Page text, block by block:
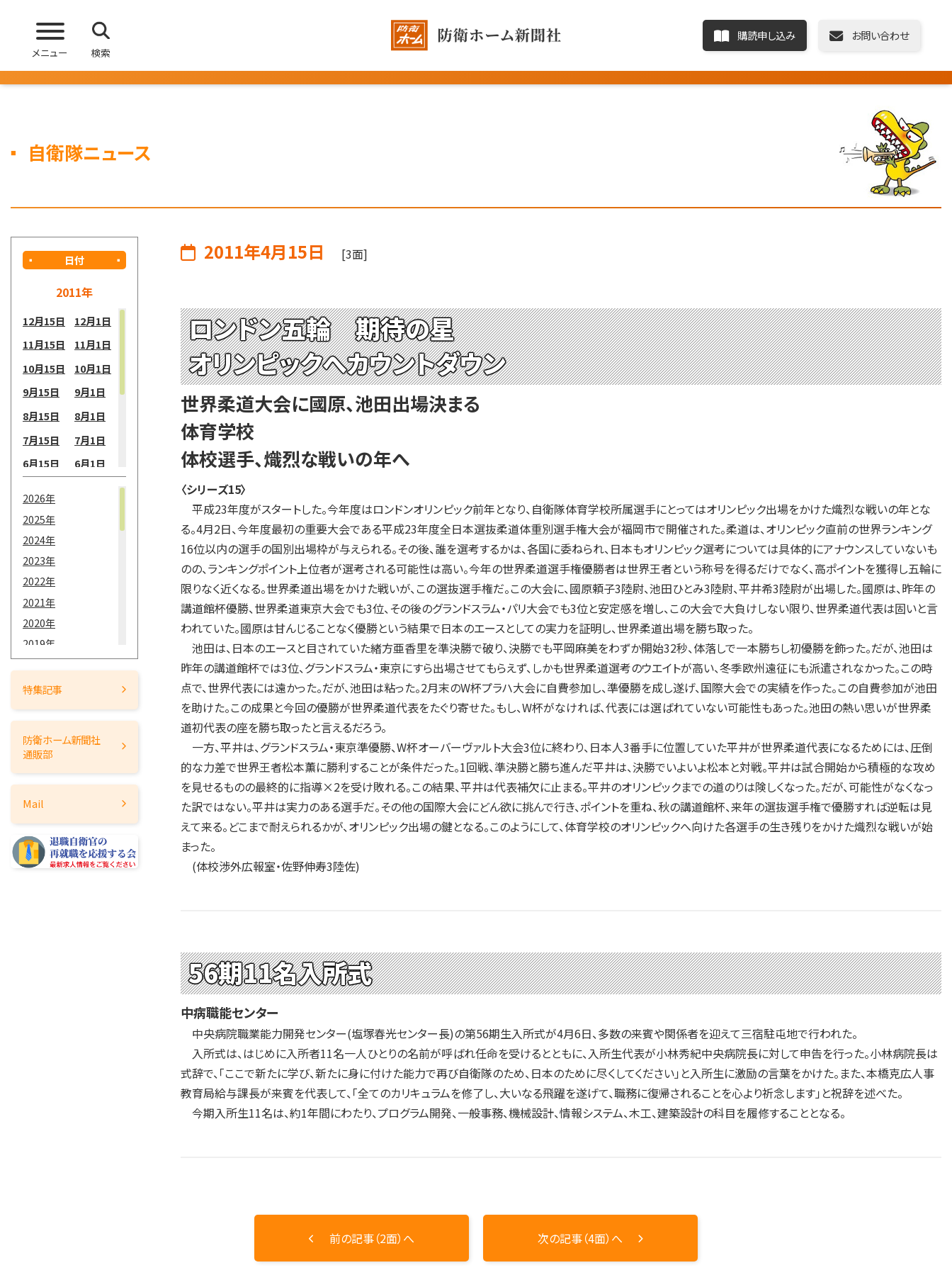
メニュー 検索
購読申し込み お問い合わせ
自衛隊ニュース
日付
2011年
12月15日
12月1日
11月15日
11月1日
10月15日
10月1日
9月15日
9月1日
8月15日
8月1日
7月15日
7月1日
6月15日
6月1日
3月15日
2月15日
1月15日
2026年
2025年
2024年
2023年
2022年
2021年
2020年
2019年
2018年
2017年
2014年
2012年
2011年
2009年
2008年
特集記事
防衛ホーム新聞社
通販部
Mail
2011年4月15日 [3面]
ロンドン五輪 期待の星
オリンピックへカウントダウン
世界柔道大会に國原、池田出場決まる
体育学校
体校選手、熾烈な戦いの年へ
〈シリーズ15〉
平成23年度がスタートした。今年度はロンドンオリンピック前年となり、自衛隊体育学校所属選手にとってはオリンピック出場をかけた熾烈な戦いの年とな
る。4月2日、今年度最初の重要大会である平成23年度全日本選抜柔道体重別選手権大会が福岡市で開催された。柔道は、オリンピック直前の世界ランキング
16位以内の選手の国別出場枠が与えられる。その後、誰を選考するかは、各国に委ねられ、日本もオリンピック選考については具体的にアナウンスしていないも
のの、ランキングポイント上位者が選考される可能性は高い。今年の世界柔道選手権優勝者は世界王者という称号を得るだけでなく、高ポイントを獲得し五輪に
限りなく近くなる。世界柔道出場をかけた戦いが、この選抜選手権だ。この大会に、國原頼子3陸尉、池田ひとみ3陸尉、平井希3陸尉が出場した。國原は、昨年の
講道館杯優勝、世界柔道東京大会でも3位、その後のグランドスラム・パリ大会でも3位と安定感を増し、この大会で大負けしない限り、世界柔道代表は固いと言
われていた。國原は甘んじることなく優勝という結果で日本のエースとしての実力を証明し、世界柔道出場を勝ち取った。
池田は、日本のエースと目されていた緒方亜香里を準決勝で破り、決勝でも平岡麻美をわずか開始32秒、体落しで一本勝ちし初優勝を飾った。だが、池田は
昨年の講道館杯では3位、グランドスラム・東京にすら出場させてもらえず、しかも世界柔道選考のウエイトが高い、冬季欧州遠征にも派遣されなかった。この時
点で、世界代表には遠かった。だが、池田は粘った。2月末のW杯プラハ大会に自費参加し、準優勝を成し遂げ、国際大会での実績を作った。この自費参加が池田
を助けた。この成果と今回の優勝が世界柔道代表をたぐり寄せた。もし、W杯がなければ、代表には選ばれていない可能性もあった。池田の熱い思いが世界柔
道初代表の座を勝ち取ったと言えるだろう。
一方、平井は、グランドスラム・東京準優勝、W杯オーバーヴァルト大会3位に終わり、日本人3番手に位置していた平井が世界柔道代表になるためには、圧倒
的な力差で世界王者松本薫に勝利することが条件だった。1回戦、準決勝と勝ち進んだ平井は、決勝でいよいよ松本と対戦。平井は試合開始から積極的な攻め
を見せるものの最終的に指導×2を受け敗れる。この結果、平井は代表補欠に止まる。平井のオリンピックまでの道のりは険しくなった。だが、可能性がなくなっ
た訳ではない。平井は実力のある選手だ。その他の国際大会にどん欲に挑んで行き、ポイントを重ね、秋の講道館杯、来年の選抜選手権で優勝すれば逆転は見
えて来る。どこまで耐えられるかが、オリンピック出場の鍵となる。このようにして、体育学校のオリンピックへ向けた各選手の生き残りをかけた熾烈な戦いが始
まった。
(体校渉外広報室・佐野伸寿3陸佐)
56期11名入所式
中病職能センター
中央病院職業能力開発センター(塩塚春光センター長)の第56期生入所式が4月6日、多数の来賓や関係者を迎えて三宿駐屯地で行われた。
入所式は、はじめに入所者11名一人ひとりの名前が呼ばれ任命を受けるとともに、入所生代表が小林秀紀中央病院長に対して申告を行った。小林病院長は
式辞で、「ここで新たに学び、新たに身に付けた能力で再び自衛隊のため、日本のために尽くしてください」と入所生に激励の言葉をかけた。また、本橋克広人事
教育局給与課長が来賓を代表して、「全てのカリキュラムを修了し、大いなる飛躍を遂げて、職務に復帰されることを心より祈念します」と祝辞を述べた。
今期入所生11名は、約1年間にわたり、プログラム開発、一般事務、機械設計、情報システム、木工、建築設計の科目を履修することとなる。
前の記事（2面）へ 次の記事（4面）へ